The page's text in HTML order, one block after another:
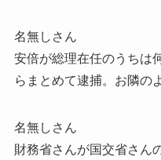
名無しさん
安倍が総理在任のうちは
らまとめて逮捕。お隣の
名無しさん
財務省さんが国交省さん